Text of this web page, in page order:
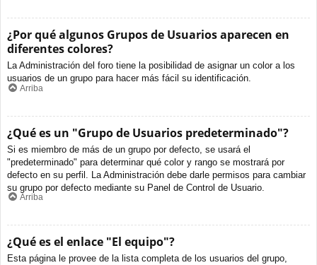
¿Por qué algunos Grupos de Usuarios aparecen en
diferentes colores?
La Administración del foro tiene la posibilidad de asignar un color a los
usuarios de un grupo para hacer más fácil su identificación.
Arriba
¿Qué es un "Grupo de Usuarios predeterminado"?
Si es miembro de más de un grupo por defecto, se usará el
"predeterminado" para determinar qué color y rango se mostrará por
defecto en su perfil. La Administración debe darle permisos para cambiar
su grupo por defecto mediante su Panel de Control de Usuario.
Arriba
¿Qué es el enlace "El equipo"?
Esta página le provee de la lista completa de los usuarios del grupo,